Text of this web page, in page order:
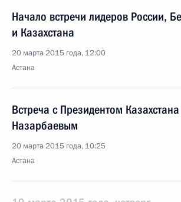
Начало встречи лидеров России,
и Казахстана
20 марта 2015 года, 12:00
Астана
Встреча с Президентом
Назарбаевым
20 марта 2015 года, 10:25
Астана